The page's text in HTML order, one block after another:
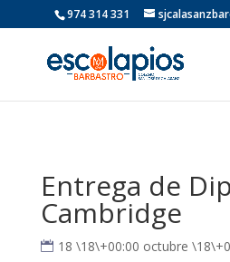
974 314 331
Entrega de
Cambridge
18 \18\+00:00 octubre